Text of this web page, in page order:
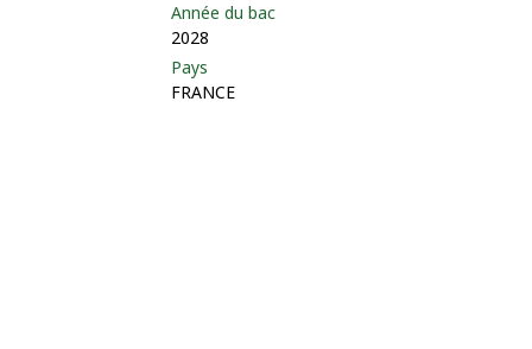
Année du bac
2028
Pays
FRANCE